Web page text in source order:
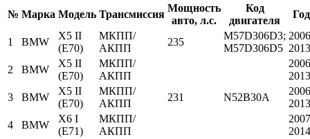
№ Марка Модель Трансмиссия
Мощность
авто, л.с.
Код
двигателя
Год
1 BMW
X5 II
(E70)
МКПП/
АКПП
235
M57D306D3;
M57D306D5 2013
2
BMW
X5 II
(E70)
МКПП/
АКПП
2013
3
BMW
X5 II
(E70)
МКПП/
АКПП
231 N52B30A
2013
4
BMW
X6 I
(E71)
МКПП/
АКПП
2014